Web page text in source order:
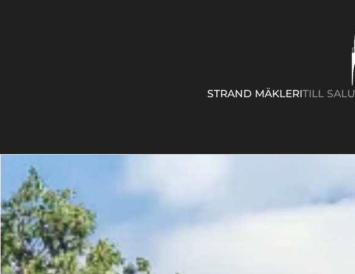
STRAND MÄKLERITILL SALU